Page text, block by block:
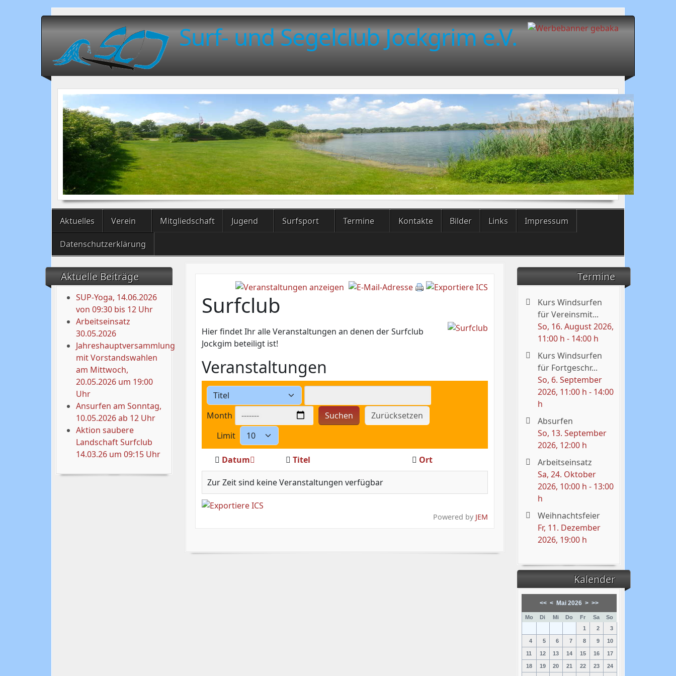
Surf- und Segelclub Jockgrim e.V.
Aktuelles Verein Mitgliedschaft Jugend Surfsport Termine Kontakte Bilder Links Impressum
Datenschutzerklärung
Aktuelle Beiträge
SUP-Yoga, 14.06.2026
von 09:30 bis 12 Uhr
Arbeitseinsatz
30.05.2026
Jahreshauptversammlung
mit Vorstandswahlen
am Mittwoch,
20.05.2026 um 19:00
Uhr
Ansurfen am Sonntag,
10.05.2026 ab 12 Uhr
Aktion saubere
Landschaft Surfclub
14.03.26 um 09:15 Uhr
Termine
Kurs Windsurfen
für Vereinsmit...
So, 16. August 2026,
11:00 h - 14:00 h
Kurs Windsurfen
für Fortgeschr...
So, 6. September
2026, 11:00 h - 14:00
h
Absurfen
So, 13. September
2026, 12:00 h
Arbeitseinsatz
Sa, 24. Oktober
2026, 10:00 h - 13:00
h
Weihnachtsfeier
Fr, 11. Dezember
2026, 19:00 h
Kalender
<< < Mai 2026 > >>
Mo Di Mi Do Fr Sa
So
1
2 3
4 5 6 7 8 9 10
11 12 13 14 15 16 17
18 19 20 21 22 23 24
Surfclub
Hier findet Ihr alle Veranstaltungen an denen der Surfclub
Jockgim beteiligt ist!
Veranstaltungen
Month Suchen
Zurücksetzen
Limit
Datum Titel Ort
Zur Zeit sind keine Veranstaltungen verfügbar
Powered by JEM